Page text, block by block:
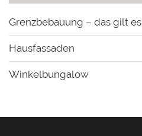
Grenzbebauung – das gilt
Hausfassaden
Winkelbungalow